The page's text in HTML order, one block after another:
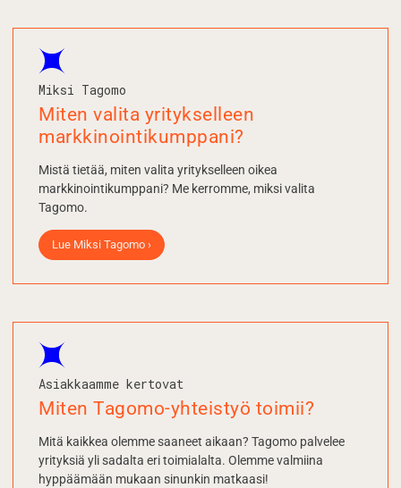
Miksi Tagomo
Miten valita yritykselleen
markkinointi­kumppani?
Mistä tietää, miten valita yritykselleen oikea
markkinointikumppani? Me kerromme, miksi valita
Tagomo.
Lue Miksi Tagomo ›
Asiakkaamme kertovat
Miten Tagomo-yhteistyö toimii?
Mitä kaikkea olemme saaneet aikaan? Tagomo palvelee
yrityksiä yli sadalta eri toimialalta. Olemme valmiina
hyppäämään mukaan sinunkin matkaasi!